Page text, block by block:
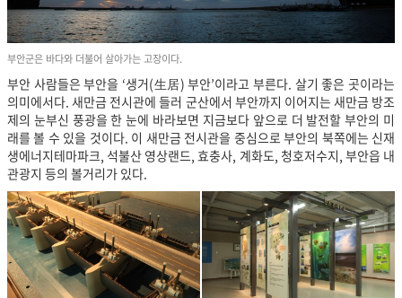
부안군은 바다와 더불어 살아가는 고장이다.
부안 사람들은 부안을 ‘생거(生居) 부안’이라고 부른다. 살기 좋은 곳이라는
의미에서다. 새만금 전시관에 들러 군산에서 부안까지 이어지는 새만금 방조
제의 눈부신 풍광을 한 눈에 바라보면 지금보다 앞으로 더 발전할 부안의 미
래를 볼 수 있을 것이다. 이 새만금 전시관을 중심으로 부안의 북쪽에는 신재
생에너지테마파크, 석불산 영상랜드, 효충사, 계화도, 청호저수지, 부안읍 내
관광지 등의 볼거리가 있다.